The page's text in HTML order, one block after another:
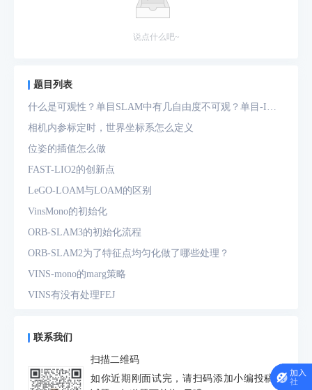
说点什么吧~
题目列表
什么是可观性？单目SLAM中有几自由度不可观？单目-IMU
系统中有几自由度不可观？
相机内参标定时，世界坐标系怎么定义
位姿的插值怎么做
FAST-LIO2的创新点
LeGO-LOAM与LOAM的区别
VinsMono的初始化
ORB-SLAM3的初始化流程
ORB-SLAM2为了特征点均匀化做了哪些处理？
VINS-mono的marg策略
VINS有没有处理FEJ
预积分中的bias如何处理
为什么要进行预积分
IMU测量方程是什么？噪声模型是什么？
联系我们
扫描二维码
如你近期刚面试完，请扫码添加小编投稿面